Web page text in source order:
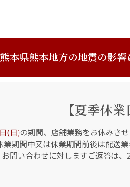
熊本県熊本地方の地震の影
【夏季休
(日)の期間、店舗業務をお休みさ
期間中又は休業期間前後は配送
問い合わせに対しますご返答は